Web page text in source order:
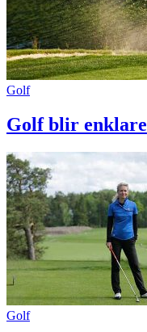
Golf
Golf blir enklare
Golf